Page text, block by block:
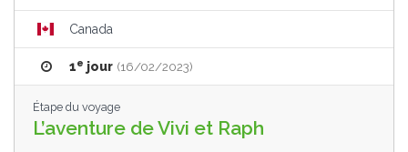
Canada
1e jour (16/02/2023)
Étape du voyage
L’aventure de Vivi et Raph